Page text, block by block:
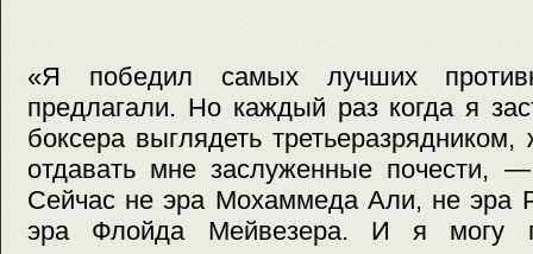
«Я победил самых лучших
предлагали. Но каждый раз когда я
боксера выглядеть
отдавать мне заслуженные почести,
Сейчас не эра Мохаммеда Али, не эра
эра Флойда Мейвезера. И я могу